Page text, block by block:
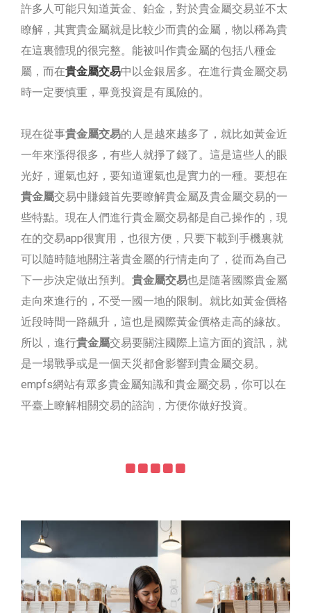
許多人可能只知道黃金、鉑金，對於貴金屬交易並不太
瞭解，其實貴金屬就是比較少而貴的金屬，物以稀為貴
在這裏體現的很完整。能被叫作貴金屬的包括八種金
屬，而在貴金屬交易中以金銀居多。在進行貴金屬交易
時一定要慎重，畢竟投資是有風險的。
現在從事貴金屬交易的人是越來越多了，就比如黃金近
一年來漲得很多，有些人就掙了錢了。這是這些人的眼
光好，運氣也好，要知道運氣也是實力的一種。要想在
貴金屬交易中賺錢首先要瞭解貴金屬及貴金屬交易的一
些特點。現在人們進行貴金屬交易都是自己操作的，現
在的交易app很實用，也很方便，只要下載到手機裏就
可以隨時隨地關注著貴金屬的行情走向了，從而為自己
下一步決定做出預判。 貴金屬交易也是隨著國際貴金屬
走向來進行的，不受一國一地的限制。就比如黃金價格
近段時間一路飆升，這也是國際黃金價格走高的緣故。
所以，進行貴金屬交易要關注國際上這方面的資訊，就
是一場戰爭或是一個天災都會影響到貴金屬交易。
empfs網站有眾多貴金屬知識和貴金屬交易，你可以在
平臺上瞭解相關交易的諮詢，方便你做好投資。